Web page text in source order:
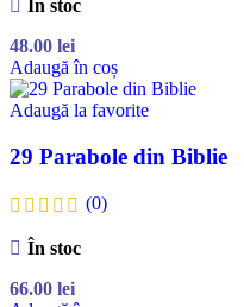
În stoc
48.00 lei
Adaugă în coș
Adaugă la favorite
29 Parabole din Biblie
(0)
În stoc
66.00 lei